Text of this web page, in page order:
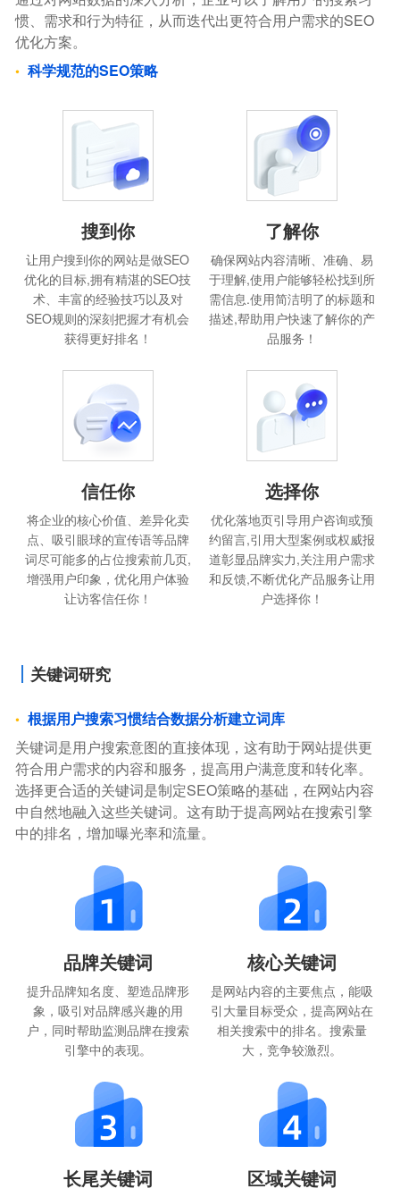
惯、需求和行为特征，从而迭代出更符合用户需求的SEO
优化方案。
科学规范的SEO策略
搜到你
让用户搜到你的网站是做SEO
优化的目标,拥有精湛的SEO技
术、丰富的经验技巧以及对
SEO规则的深刻把握才有机会
获得更好排名！
了解你
确保网站内容清晰、准确、易
于理解,使用户能够轻松找到所
需信息.使用简洁明了的标题和
描述,帮助用户快速了解你的产
品服务！
信任你
将企业的核心价值、差异化卖
点、吸引眼球的宣传语等品牌
词尽可能多的占位搜索前几页,
增强用户印象，优化用户体验
让访客信任你！
选择你
优化落地页引导用户咨询或预
约留言,引用大型案例或权威报
道彰显品牌实力,关注用户需求
和反馈,不断优化产品服务让用
户选择你！
关键词研究
根据用户搜索习惯结合数据分析建立词库
关键词是用户搜索意图的直接体现，这有助于网站提供更
符合用户需求的内容和服务，提高用户满意度和转化率。
选择更合适的关键词是制定SEO策略的基础，在网站内容
中自然地融入这些关键词。这有助于提高网站在搜索引擎
中的排名，增加曝光率和流量。
品牌关键词
提升品牌知名度、塑造品牌形
象，吸引对品牌感兴趣的用
户，同时帮助监测品牌在搜索
引擎中的表现。
核心关键词
是网站内容的主要焦点，能吸
引大量目标受众，提高网站在
相关搜索中的排名。搜索量
大，竞争较激烈。
长尾关键词 区域关键词